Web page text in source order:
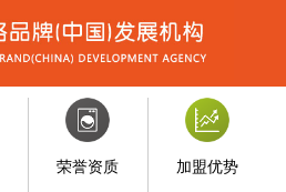
荣誉资质 加盟优势